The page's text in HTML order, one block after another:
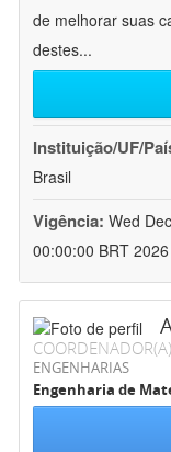
de melhorar suas
destes...
Instituição/UF/
Brasil
Vigência: Wed
00:00:00 BRT 2026
COORDENADOR(A)
ENGENHARIAS
Engenharia de